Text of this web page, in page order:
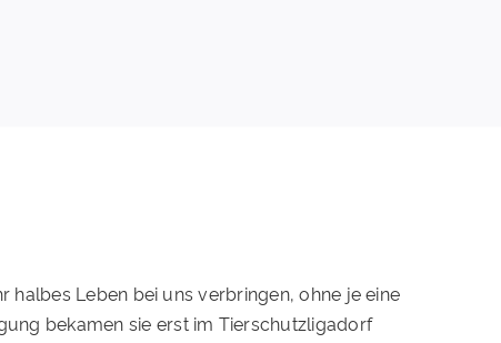
Leben bei uns verbringen, ohne je eine
bekamen sie erst im Tierschutzligadorf